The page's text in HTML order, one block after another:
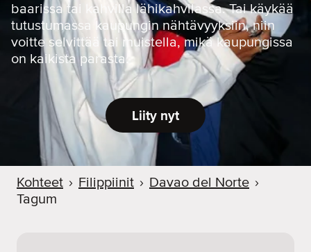
baarissa tai kahvilla lähikahvilassa. Tai käykää
tutustumassa kaupungin nähtävyyksiin, niin
voitte selvittää tai muistella, mikä kaupungissa
on kaikista parasta.
Liity nyt
Kohteet › Filippiinit › Davao del Norte ›
Tagum